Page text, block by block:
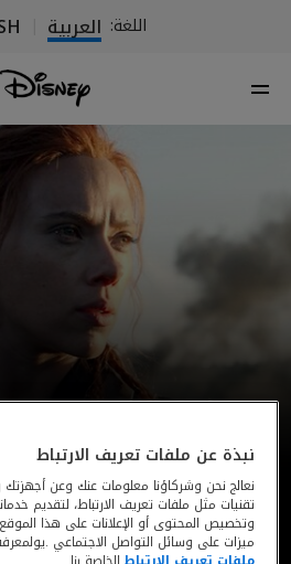
اللغة: العربية
نبذة عن ملفات تعريف الارتباط
نعالج نحن وشركاؤنا معلومات عنك وعن أجهزتك
تقنيات مثل ملفات تعريف الارتباط، لتقديم
وتخصيص المحتوى أو الإعلانات على هذا
ميزات على وسائل التواصل الاجتماعي